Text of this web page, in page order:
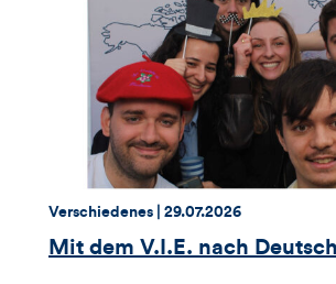
Thema:
Verschiedenes | Datum:
29.07.2026
Mit dem V.I.E. nach